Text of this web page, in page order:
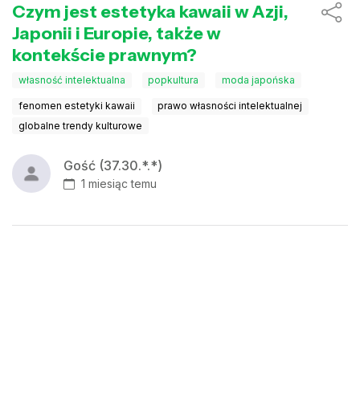
Czym jest estetyka kawaii w Azji,
Japonii i Europie, także w
kontekście prawnym?
własność intelektualna popkultura moda japońska
fenomen estetyki kawaii
prawo własności intelektualnej
globalne trendy kulturowe
Gość (37.30.*.*)
1 miesiąc temu